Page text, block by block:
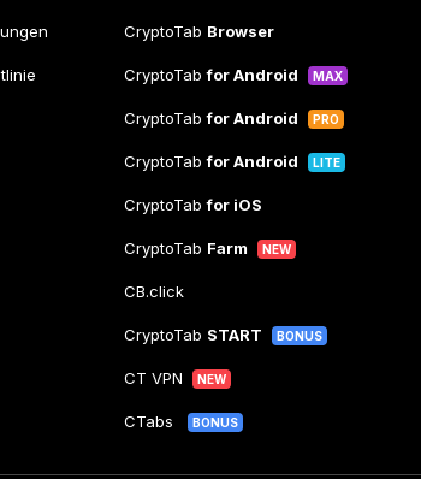
CryptoTab Browser
CryptoTabfor Android MAX
CryptoTabfor Android PRO
CryptoTabfor Android LITE
CryptoTabfor iOS
CryptoTab Farm NEW
CB.click
CryptoTab START BONUS
CT VPN NEW
CTabs BONUS